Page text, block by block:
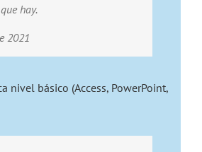
hay.
2021
nivel básico (Access, PowerPoint,